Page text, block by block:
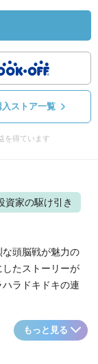
入ストア一覧
を得ています
資家の駆け引き
頭脳戦が魅力の
たストーリーが
ラドキドキの連
もっと見る